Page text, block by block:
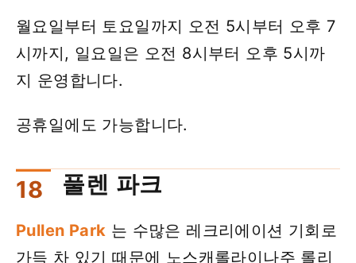
월요일부터 토요일까지 오전 5시부터 오후 7
시까지, 일요일은 오전 8시부터 오후 5시까
지 운영합니다.
공휴일에도 가능합니다.
풀렌 파크
Pullen Park 는 수많은 레크리에이션 기회로
가득 차 있기 때문에 노스캐롤라이나주 롤리